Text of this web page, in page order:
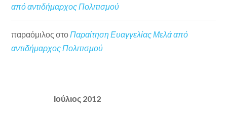
από αντιδήμαρχος Πολιτισμού
παραόμιλος στο Παραίτηση Ευαγγελίας Μελά από
αντιδήμαρχος Πολιτισμού
Ιούλιος 2012